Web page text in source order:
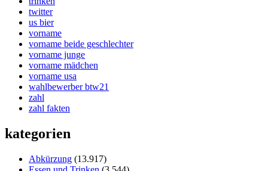
twitter
us bier
vorname
vorname beide geschlechter
vorname junge
vorname mädchen
vorname usa
wahlbewerber btw21
zahl
zahl fakten
kategorien
Abkürzung (13.917)